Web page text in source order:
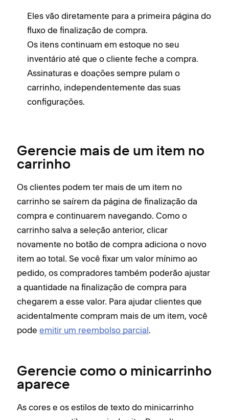
Eles vão diretamente para a primeira página do
fluxo de finalização de compra.
Os itens continuam em estoque no seu
inventário até que o cliente feche a compra.
Assinaturas e doações sempre pulam o
carrinho, independentemente das suas
configurações.
Gerencie mais de um item no
carrinho
Os clientes podem ter mais de um item no
carrinho se saírem da página de finalização da
compra e continuarem navegando. Como o
carrinho salva a seleção anterior, clicar
novamente no botão de compra adiciona o novo
item ao total. Se você fixar um valor mínimo ao
pedido, os compradores também poderão ajustar
a quantidade na finalização de compra para
chegarem a esse valor. Para ajudar clientes que
acidentalmente compram mais de um item, você
pode emitir um reembolso parcial.
Gerencie como o minicarrinho
aparece
As cores e os estilos de texto do minicarrinho